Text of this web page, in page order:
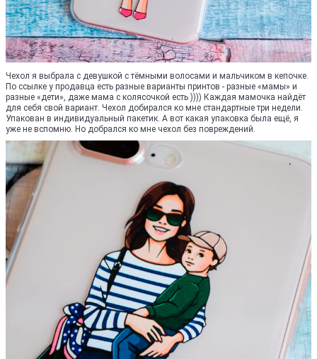
Чехол я выбрала с девушкой с тёмными волосами и мальчиком в кепочке.
По ссылке у продавца есть разные варианты принтов - разные «мамы» и
разные «дети», даже мама с колясочкой есть )))) Каждая мамочка найдёт
для себя свой вариант. Чехол добирался ко мне стандартные три недели.
Упакован в индивидуальный пакетик. А вот какая упаковка была ещё, я
уже не вспомню. Но добрался ко мне чехол без повреждений.